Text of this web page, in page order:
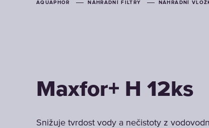
AQUAPHOR NÁHRADNÍ FILTRY NÁHRADNÍ
Maxfor+ H 12ks
Snižuje tvrdost vody a nečistoty z
AQUAPHOR NÁHRADNÍ FILTRY NÁHRADNÍ
Maxfor+ H 12ks
Snižuje tvrdost vody a nečistoty z
AQUAPHOR NÁHRADNÍ FILTRY NÁHRADNÍ
Maxfor+ H 12ks
Snižuje tvrdost vody a nečistoty z